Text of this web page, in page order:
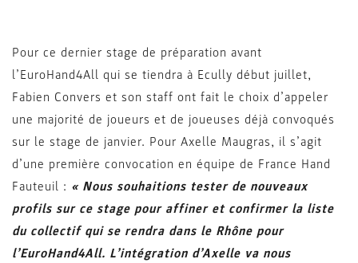
Pour ce dernier stage de préparation avant
l’EuroHand4All qui se tiendra à Ecully début juillet,
Fabien Convers et son staff ont fait le choix d’appeler
une majorité de joueurs et de joueuses déjà convoqués
sur le stage de janvier. Pour Axelle Maugras, il s’agit
d’une première convocation en équipe de France Hand
Fauteuil : « Nous souhaitions tester de nouveaux
profils sur ce stage pour affiner et confirmer la liste
du collectif qui se rendra dans le Rhône pour
l’EuroHand4All. L’intégration d’Axelle va nous